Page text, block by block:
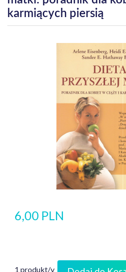
karmiących piersią
6,00 PLN
1 produkt/y